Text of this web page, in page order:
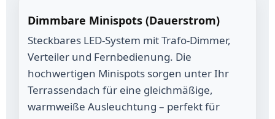
Dimm­bare Minispots (Dauerstrom)
Steckbares LED-System mit Trafo-Dimmer,
Verteiler und Fernbedienung. Die
hochwertigen Minispots sorgen unter Ihr
Terrassendach für eine gleichmäßige,
warmweiße Ausleuchtung – perfekt für